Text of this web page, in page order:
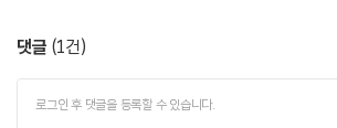
댓글 (1건)